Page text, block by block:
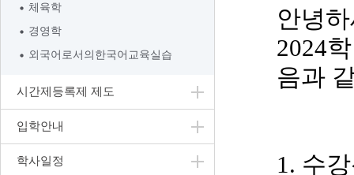
체육학
경영학
외국어로서의한국어교육실습
시간제등록제 제도
입학안내
학사일정
안녕
2024
음과
1. 수